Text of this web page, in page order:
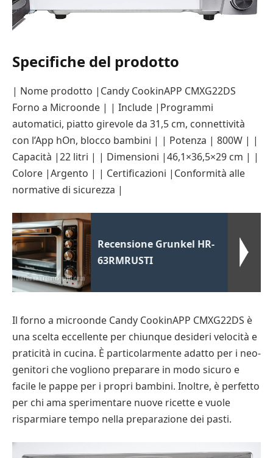
Specifiche del prodotto
| Nome prodotto |Candy CookinAPP CMXG22DS
Forno a Microonde | | Include |Programmi
automatici, piatto girevole da 31,5 cm, connettività
con l’App hOn, blocco bambini | | Potenza | 800W | |
Capacità |22 litri | | Dimensioni |46,1×36,5×29 cm | |
Colore |Argento | | Certificazioni |Conformità alle
normative di sicurezza |
Recensione Grunkel HR-
63RMRUSTI
Il forno a microonde Candy CookinAPP CMXG22DS è
una scelta eccellente per chiunque desideri velocità e
praticità in cucina. È particolarmente adatto per i neo-
genitori che vogliono preparare in modo sicuro e
facile le pappe per i propri bambini. Inoltre, è perfetto
per chi ama sperimentare nuove ricette e vuole
risparmiare tempo nella preparazione dei pasti.